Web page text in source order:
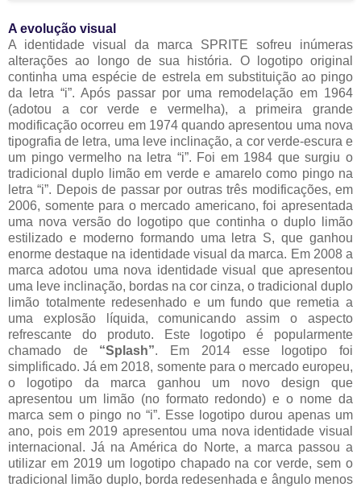
A evolução visual
A identidade visual da marca SPRITE sofreu inúmeras
alterações ao longo de sua história. O logotipo original
continha uma espécie de estrela em substituição ao pingo
da letra “i”. Após passar por uma remodelação em 1964
(adotou a cor verde e vermelha), a primeira grande
modificação ocorreu em 1974 quando apresentou uma nova
tipografia de letra, uma leve inclinação, a cor verde-escura e
um pingo vermelho na letra “i”. Foi em 1984 que surgiu o
tradicional duplo limão em verde e amarelo como pingo na
letra “i”. Depois de passar por outras três modificações, em
2006, somente para o mercado americano, foi apresentada
uma nova versão do logotipo que continha o duplo limão
estilizado e moderno formando uma letra S, que ganhou
enorme destaque na identidade visual da marca. Em 2008 a
marca adotou uma nova identidade visual que apresentou
uma leve inclinação, bordas na cor cinza, o tradicional duplo
limão totalmente redesenhado e um fundo que remetia a
uma explosão líquida, comunicando assim o aspecto
refrescante do produto. Este logotipo é popularmente
chamado de “Splash”. Em 2014 esse logotipo foi
simplificado. Já em 2018, somente para o mercado europeu,
o logotipo da marca ganhou um novo design que
apresentou um limão (no formato redondo) e o nome da
marca sem o pingo no “i”. Esse logotipo durou apenas um
ano, pois em 2019 apresentou uma nova identidade visual
internacional. Já na América do Norte, a marca passou a
utilizar em 2019 um logotipo chapado na cor verde, sem o
tradicional limão duplo, borda redesenhada e ângulo menos